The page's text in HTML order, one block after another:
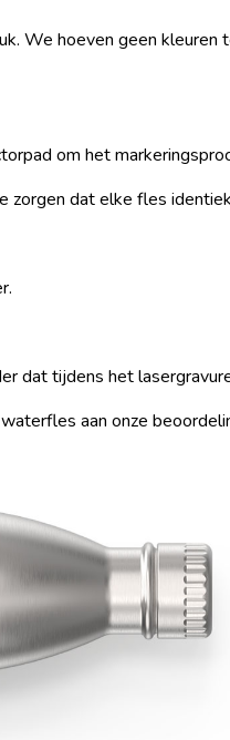
We hoeven geen kleuren
om het
zorgen dat elke fles
dat tijdens het
aan onze